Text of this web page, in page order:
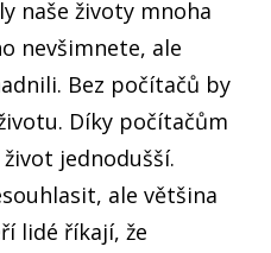
naše životy mnoha
nevšimnete, ale
Bez počítačů by
Díky počítačům
jednodušší.
ale většina
lidé říkají, že